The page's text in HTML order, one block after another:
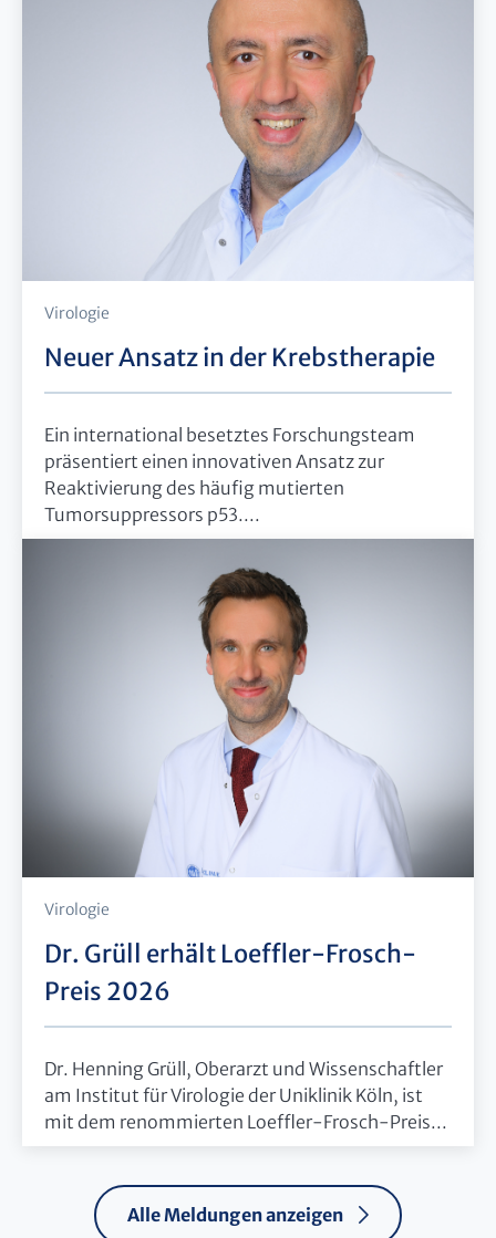
Virologie
Neuer Ansatz in der Krebstherapie
Ein international besetztes Forschungsteam
präsentiert einen innovativen Ansatz zur
Reaktivierung des häufig mutierten
Tumorsuppressors p53....
Virologie
Dr. Grüll erhält Loeffler-Frosch-
Preis 2026
Dr. Henning Grüll, Oberarzt und Wissenschaftler
am Institut für Virologie der Uniklinik Köln, ist
mit dem renommierten Loeffler-Frosch-Preis...
Alle Meldungen anzeigen